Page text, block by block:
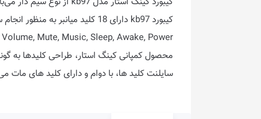
محصول کمپانی کینگ استار، طراحی کلید‌ها به
سایلنت کلید ها، با دوام و دارای کلید های مات